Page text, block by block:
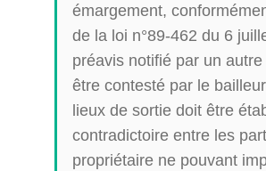
émargement,
de la loi n°89-462 du 6
préavis notifié par un
être contesté par le
lieux de sortie doit être
contradictoire entre les
propriétaire ne pouvant